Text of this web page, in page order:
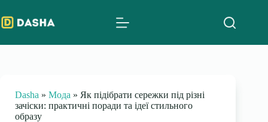
to
content
Dasha » Мода » Як підібрати сережки під різні
зачіски: практичні поради та ідеї стильного
образу